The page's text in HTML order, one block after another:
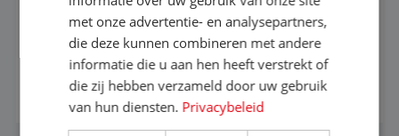
informatiebehoefte van verschillende interne
afdelingen specificeren. Aan de hand van deze
informatiebehoefte ga je BI-producten zoals
adviezen, rapportages en dashboards
BEKIJK VACATURE
met onze advertentie- en analysepartners,
die deze kunnen combineren met andere
informatie die u aan hen heeft verstrekt of
die zij hebben verzameld door uw gebruik
van hun diensten. Privacybeleid